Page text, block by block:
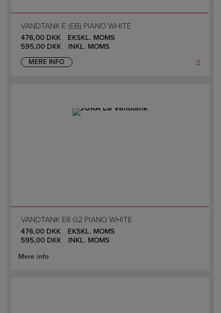
VANDTANK E (EB) PIANO WHITE
476,00 DKK
EKSKL. MOMS
595,00 DKK INKL. MOMS
MERE INFO
VANDTANK E8 G2 PIANO WHITE
476,00 DKK
EKSKL. MOMS
595,00 DKK INKL. MOMS
Mere info